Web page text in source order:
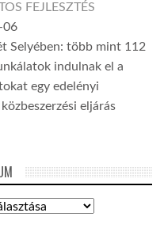
FEJLESZTÉS
06
Selyében: több mint 112
indulnak el a
egy edelényi
eljárás